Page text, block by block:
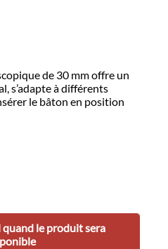
de 30 mm offre un
s’adapte à différents
le bâton en position
quand le produit sera